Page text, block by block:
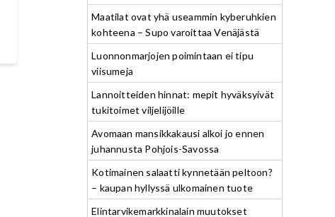
Maatilat ovat yhä useammin kyberuhkien
kohteena – Supo varoittaa Venäjästä
Luonnonmarjojen poimintaan ei tipu
viisumeja
Lannoitteiden hinnat: mepit hyväksyivät
tukitoimet viljelijöille
Avomaan mansikkakausi alkoi jo ennen
juhannusta Pohjois-Savossa
Kotimainen salaatti kynnetään peltoon?
– kaupan hyllyssä ulkomainen tuote
Elintarvikemarkkinalain muutokset